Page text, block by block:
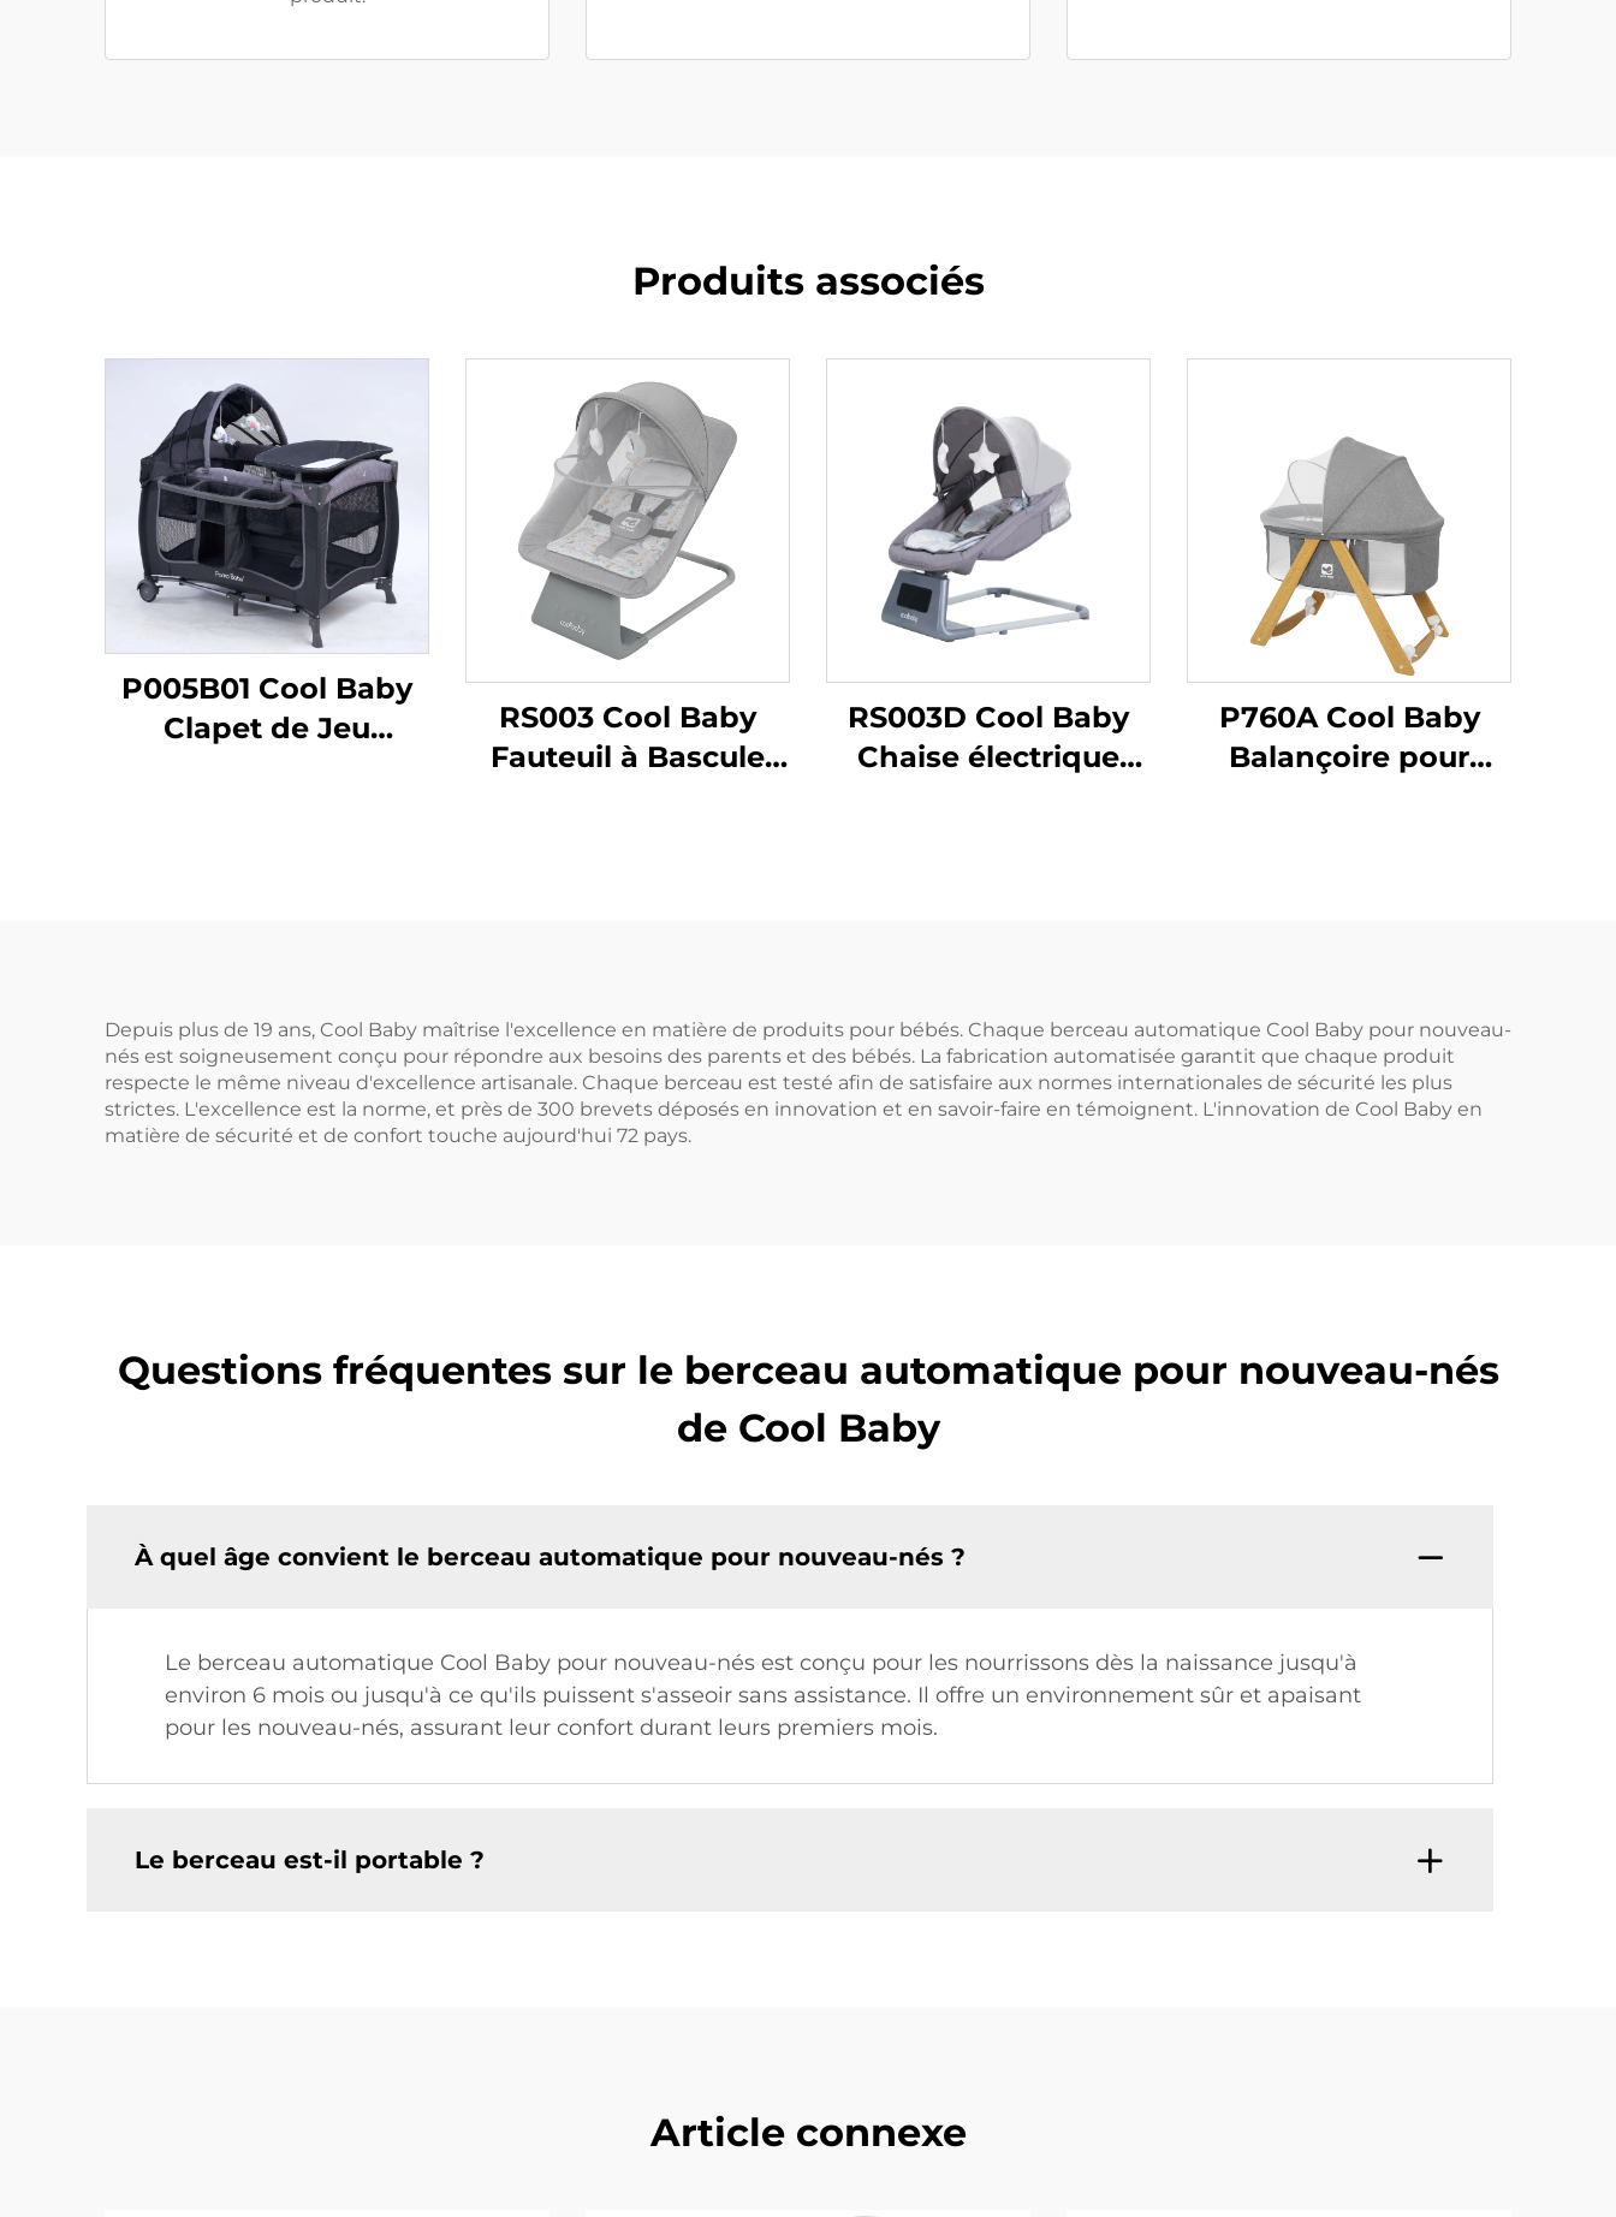
Produits associés
P005B01 Cool Baby
Clapet de Jeu
RS003 Cool Baby
Fauteuil à Bascule
RS003D Cool Baby
Chaise électrique
P760A Cool Baby
Balançoire pour
Depuis plus de 19 ans, Cool Baby maîtrise l'excellence en matière de produits pour bébés. Chaque berceau automatique Cool Baby pour nouveau-
nés est soigneusement conçu pour répondre aux besoins des parents et des bébés. La fabrication automatisée garantit que chaque produit
respecte le même niveau d'excellence artisanale. Chaque berceau est testé afin de satisfaire aux normes internationales de sécurité les plus
strictes. L'excellence est la norme, et près de 300 brevets déposés en innovation et en savoir-faire en témoignent. L'innovation de Cool Baby en
matière de sécurité et de confort touche aujourd'hui 72 pays.
Questions fréquentes sur le berceau automatique pour nouveau-nés
de Cool Baby
À quel âge convient le berceau automatique pour nouveau-nés ?
Le berceau automatique Cool Baby pour nouveau-nés est conçu pour les nourrissons dès la naissance jusqu'à
environ 6 mois ou jusqu'à ce qu'ils puissent s'asseoir sans assistance. Il offre un environnement sûr et apaisant
pour les nouveau-nés, assurant leur confort durant leurs premiers mois.
Le berceau est-il portable ?
Article connexe